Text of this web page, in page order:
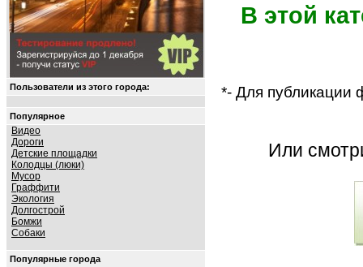
Пользователи из этого города:
Популярное
Видео
Дороги
Детские площадки
Колодцы (люки)
Мусор
Граффити
Экология
Долгострой
Бомжи
Собаки
Популярные города
В этой
*- Для публикации
Или